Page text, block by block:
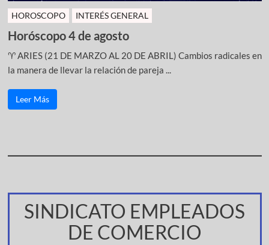
HOROSCOPO INTERÉS GENERAL
Horóscopo 4 de agosto
♈ ARIES (21 DE MARZO AL 20 DE ABRIL) Cambios radicales en
la manera de llevar la relación de pareja ...
Leer Más
SINDICATO EMPLEADOS
DE COMERCIO